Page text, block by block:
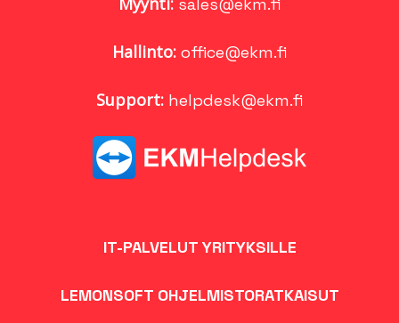
Hallinto: office@ekm.fi
Support: helpdesk@ekm.fi
IT-PALVELUT YRITYKSILLE
LEMONSOFT OHJELMISTORATKAISUT